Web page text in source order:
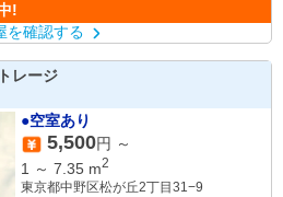
!
を確認する
レージ
●空室あり
5,500円 ～
1
～ 7.35 m2
東京都中野区松が丘2丁目31−9